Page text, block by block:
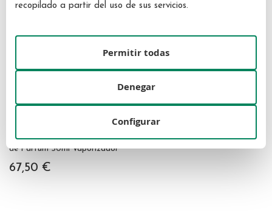
Dolce & Gabbana, The One Eau
de Parfum 50ml Vaporizador
67,50 €
recopilado a partir del uso de sus servicios.
Configurar
Denegar
Permitir todas